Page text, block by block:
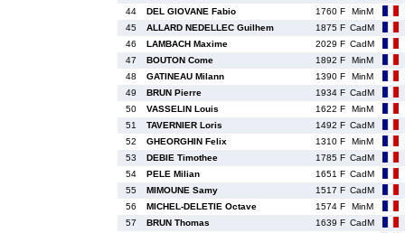
44
DEL GIOVANE Fabio 1760 F
MinM
45
ALLARD NEDELLEC Guilhem 1875 F CadM
46
LAMBACH Maxime 2029 F CadM
47
BOUTON Come 1892 F
MinM
48
GATINEAU Milann 1390 F
MinM
49
BRUN Pierre 1934 F CadM
50
VASSELIN Louis 1622 F
MinM
51
TAVERNIER Loris 1492 F CadM
52
GHEORGHIN Felix 1310 F
MinM
53
DEBIE Timothee 1785 F CadM
54
PELE Milian 1651 F CadM
55
MIMOUNE Samy 1517 F CadM
56
MICHEL-DELETIE Octave 1574 F
MinM
57
BRUN Thomas 1639 F CadM